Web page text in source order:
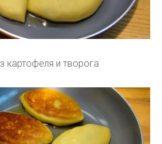
картофеля и творога